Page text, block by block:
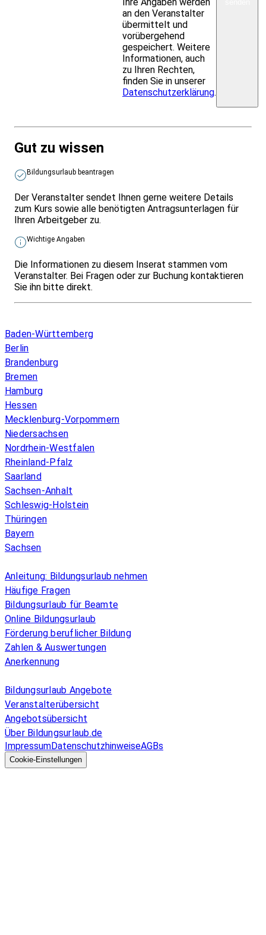
an den Veranstalter
übermittelt und
vorübergehend
gespeichert. Weitere
Informationen, auch
zu Ihren Rechten,
finden Sie in unserer
Datenschutzerklärung.
Gut zu wissen
Bildungsurlaub beantragen
Der Veranstalter sendet Ihnen gerne weitere Details
zum Kurs sowie alle benötigten Antragsunterlagen für
Ihren Arbeitgeber zu.
Wichtige Angaben
Die Informationen zu diesem Inserat stammen vom
Veranstalter. Bei Fragen oder zur Buchung kontaktieren
Sie ihn bitte direkt.
Baden-Württemberg
Berlin
Brandenburg
Bremen
Hamburg
Hessen
Mecklenburg-Vorpommern
Niedersachsen
Nordrhein-Westfalen
Rheinland-Pfalz
Saarland
Sachsen-Anhalt
Schleswig-Holstein
Thüringen
Bayern
Sachsen
Anleitung: Bildungsurlaub nehmen
Häufige Fragen
Bildungsurlaub für Beamte
Online Bildungsurlaub
Förderung beruflicher Bildung
Zahlen & Auswertungen
Anerkennung
Bildungsurlaub Angebote
Veranstalterübersicht
Angebotsübersicht
Über Bildungsurlaub.de
ImpressumDatenschutzhinweiseAGBs
Cookie-Einstellungen